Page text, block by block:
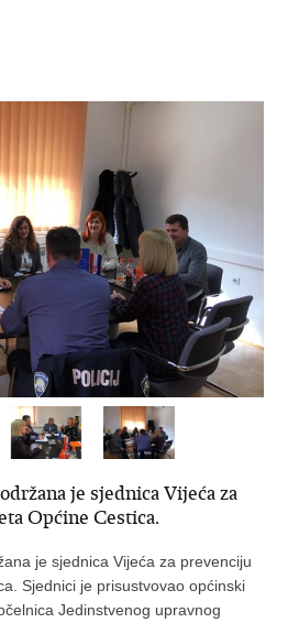
je sjednica Vijeća za
Općine Cestica.
je sjednica Vijeća za prevenciju
Sjednici je prisustvovao općinski
Jedinstvenog upravnog